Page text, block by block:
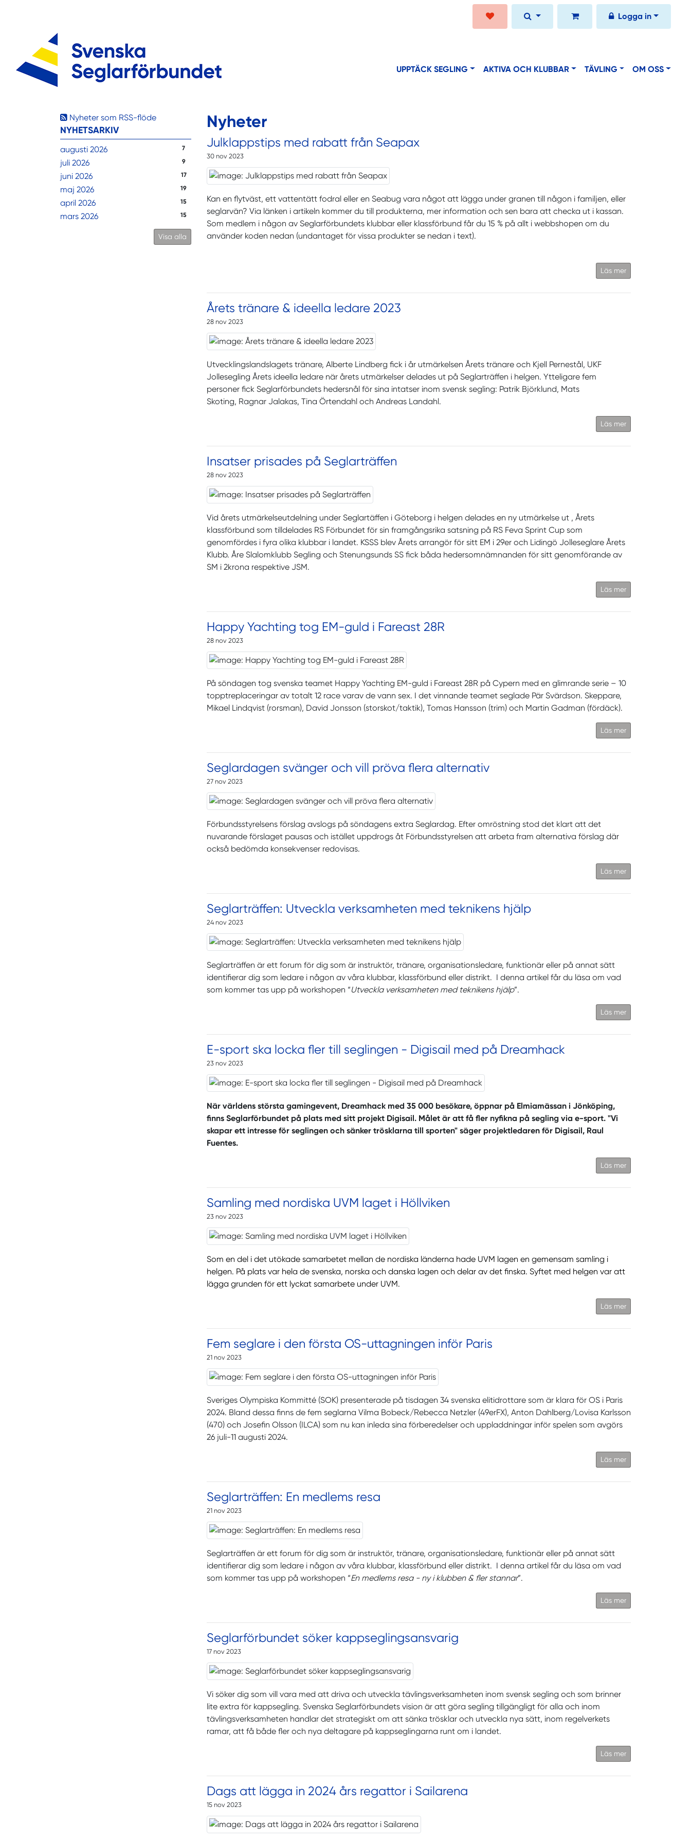
Logga in
UPPTÄCK SEGLING AKTIVA OCH KLUBBAR TÄVLING OM OSS
Nyheter som RSS-flöde
NYHETSARKIV
augusti 2026 7
juli 2026 9
juni 2026 17
maj 2026 19
april 2026 15
mars 2026 15
Visa alla
Nyheter
Julklappstips med rabatt från Seapax
30 nov 2023
Kan en flytväst, ett vattentätt fodral eller en Seabug vara något att lägga under granen till någon i familjen, eller
seglarvän? Via länken i artikeln kommer du till produkterna, mer information och sen bara att checka ut i kassan.
Som medlem i någon av Seglarförbundets klubbar eller klassförbund får du 15 % på allt i webbshopen om du
använder koden nedan (undantaget för vissa produkter se nedan i text).
Läs mer
Årets tränare & ideella ledare 2023
28 nov 2023
Utvecklingslandslagets tränare, Alberte Lindberg fick i år utmärkelsen Årets tränare och Kjell Pernestål, UKF
Jollesegling Årets ideella ledare när årets utmärkelser delades ut på Seglarträffen i helgen. Ytteligare fem
personer fick Seglarförbundets hedersnål för sina intatser inom svensk segling: Patrik Björklund, Mats
Skoting, Ragnar Jalakas, Tina Örtendahl och Andreas Landahl.
Läs mer
Insatser prisades på Seglarträffen
28 nov 2023
Vid årets utmärkelseutdelning under Seglartäffen i Göteborg i helgen delades en ny utmärkelse ut , Årets
klassförbund som tilldelades RS Förbundet för sin framgångsrika satsning på RS Feva Sprint Cup som
genomfördes i fyra olika klubbar i landet. KSSS blev Årets arrangör för sitt EM i 29er och Lidingö Jolleseglare Årets
Klubb. Åre Slalomklubb Segling och Stenungsunds SS fick båda hedersomnämnanden för sitt genomförande av
SM i 2krona respektive JSM.
Läs mer
Happy Yachting tog EM-guld i Fareast 28R
28 nov 2023
På söndagen tog svenska teamet Happy Yachting EM-guld i Fareast 28R på Cypern med en glimrande serie – 10
topptreplaceringar av totalt 12 race varav de vann sex. I det vinnande teamet seglade Pär Svärdson. Skeppare,
Mikael Lindqvist (rorsman), David Jonsson (storskot/taktik), Tomas Hansson (trim) och Martin Gadman (fördäck).
Läs mer
Seglardagen svänger och vill pröva flera alternativ
27 nov 2023
Förbundsstyrelsens förslag avslogs på söndagens extra Seglardag. Efter omröstning stod det klart att det
nuvarande förslaget pausas och istället uppdrogs åt Förbundsstyrelsen att arbeta fram alternativa förslag där
också bedömda konsekvenser redovisas.
Läs mer
Seglarträffen: Utveckla verksamheten med teknikens hjälp
24 nov 2023
Seglarträffen är ett forum för dig som är instruktör, tränare, organisationsledare, funktionär eller på annat sätt
identifierar dig som ledare i någon av våra klubbar, klassförbund eller distrikt. I denna artikel får du läsa om vad
som kommer tas upp på workshopen “Utveckla verksamheten med teknikens hjälp”.
Läs mer
E-sport ska locka fler till seglingen - Digisail med på Dreamhack
23 nov 2023
När världens största gamingevent, Dreamhack med 35 000 besökare, öppnar på Elmiamässan i Jönköping,
finns Seglarförbundet på plats med sitt projekt Digisail. Målet är att få fler nyfikna på segling via e-sport. "Vi
skapar ett intresse för seglingen och sänker trösklarna till sporten" säger projektledaren för Digisail, Raul
Fuentes.
Läs mer
Samling med nordiska UVM laget i Höllviken
23 nov 2023
Som en del i det utökade samarbetet mellan de nordiska länderna hade UVM lagen en gemensam samling i
helgen. På plats var hela de svenska, norska och danska lagen och delar av det finska. Syftet med helgen var att
lägga grunden för ett lyckat samarbete under UVM.
Läs mer
Fem seglare i den första OS-uttagningen inför Paris
21 nov 2023
Sveriges Olympiska Kommitté (SOK) presenterade på tisdagen 34 svenska elitidrottare som är klara för OS i Paris
2024. Bland dessa finns de fem seglarna Vilma Bobeck/Rebecca Netzler (49erFX), Anton Dahlberg/Lovisa Karlsson
(470) och Josefin Olsson (ILCA) som nu kan inleda sina förberedelser och uppladdningar inför spelen som avgörs
26 juli-11 augusti 2024.
Läs mer
Seglarträffen: En medlems resa
21 nov 2023
Seglarträffen är ett forum för dig som är instruktör, tränare, organisationsledare, funktionär eller på annat sätt
identifierar dig som ledare i någon av våra klubbar, klassförbund eller distrikt. I denna artikel får du läsa om vad
som kommer tas upp på workshopen “En medlems resa - ny i klubben & fler stannar”.
Läs mer
Seglarförbundet söker kappseglingsansvarig
17 nov 2023
Vi söker dig som vill vara med att driva och utveckla tävlingsverksamheten inom svensk segling och som brinner
lite extra för kappsegling. Svenska Seglarförbundets vision är att göra segling tillgängligt för alla och inom
tävlingsverksamheten handlar det strategiskt om att sänka trösklar och utveckla nya sätt, inom regelverkets
ramar, att få både fler och nya deltagare på kappseglingarna runt om i landet.
Läs mer
Dags att lägga in 2024 års regattor i Sailarena
15 nov 2023